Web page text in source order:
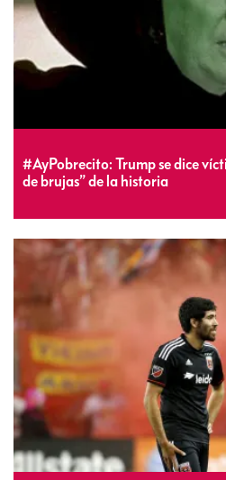
#AyPobrecito: Trump se dice
de brujas” de la historia